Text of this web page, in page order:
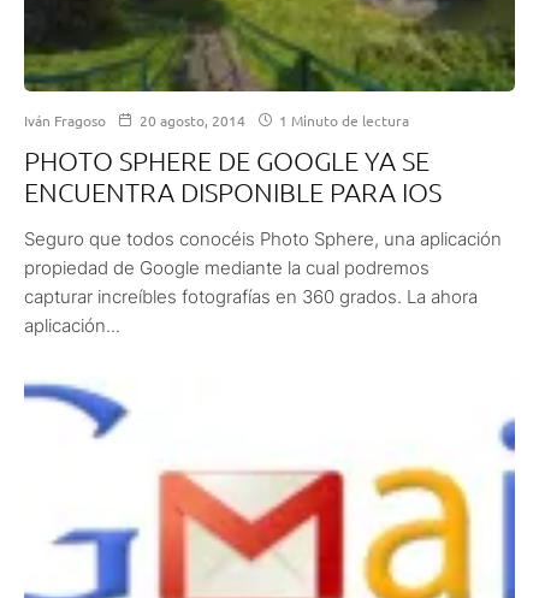
Iván Fragoso 20 agosto, 2014 1 Minuto de lectura
PHOTO SPHERE DE GOOGLE YA SE
ENCUENTRA DISPONIBLE PARA IOS
Seguro que todos conocéis Photo Sphere, una aplicación
propiedad de Google mediante la cual podremos
capturar increíbles fotografías en 360 grados. La ahora
aplicación...